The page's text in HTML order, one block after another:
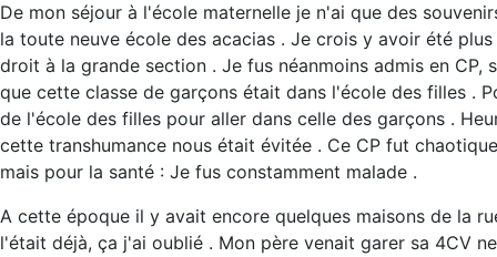
De mon séjour à l'école maternelle je n'ai que des
la toute neuve école des acacias . Je crois y avoir été
droit à la grande section . Je fus néanmoins admis en
que cette classe de garçons était dans l'école des filles .
de l'école des filles pour aller dans celle des garçons .
cette transhumance nous était évitée . Ce CP fut
mais pour la santé : Je fus constamment malade .
A cette époque il y avait encore quelques maisons de la
l'était déjà, ça j'ai oublié . Mon père venait garer sa 4CV